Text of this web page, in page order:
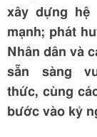
xây dựng hệ
mạnh; phát
Nhân dân và
sẵn sàng
thức, cùng
bước vào kỷ